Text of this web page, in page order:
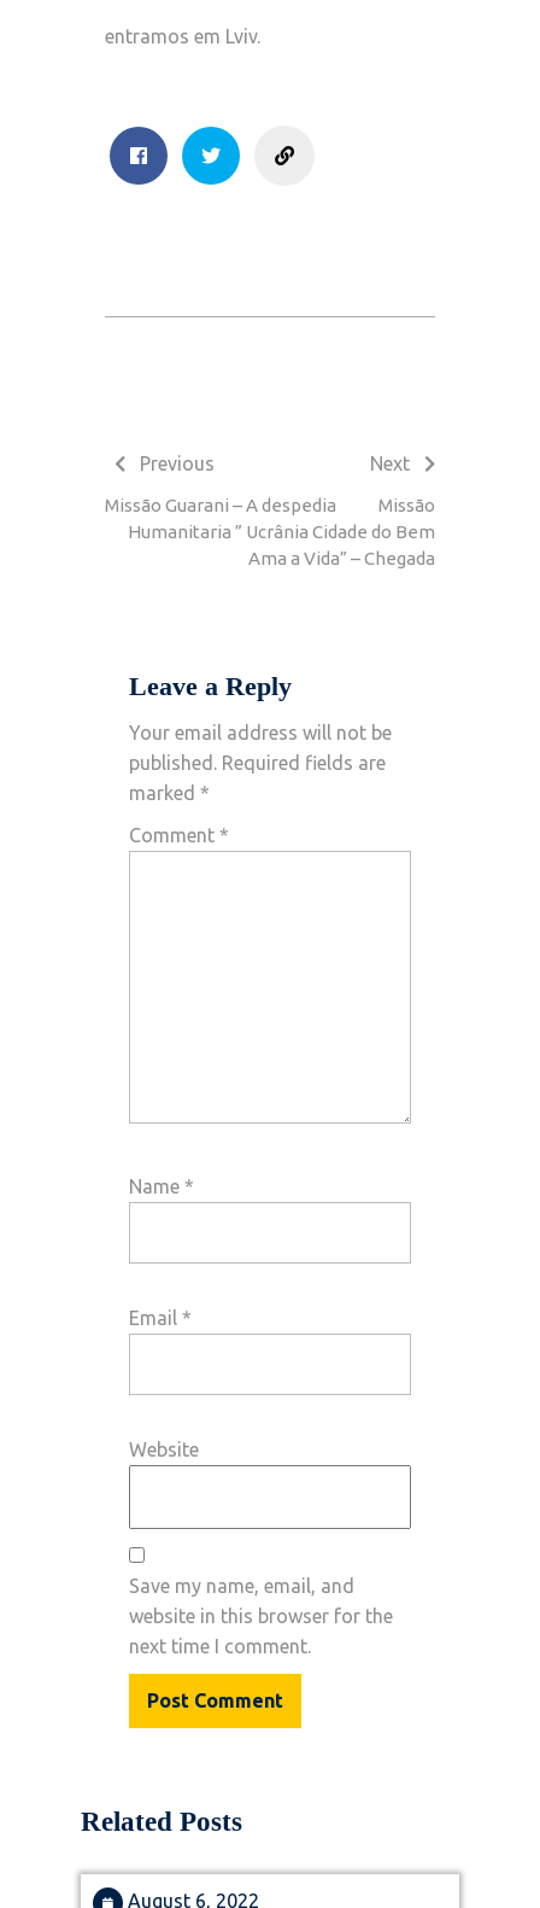
entramos em Lviv.
FacebookTwitter
Previous
Missão Guarani – A despedia
Next
Missão
Humanitaria ” Ucrânia Cidade do Bem
Ama a Vida” – Chegada
Leave a Reply
Your email address will not be
published.
Required fields are
marked *
Comment *
Name *
Email *
Website
Save my name, email, and
website in this browser for the
next time I comment.
Related Posts
August 6, 2022